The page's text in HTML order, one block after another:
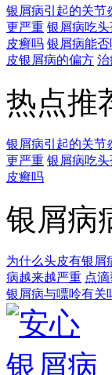
银屑病引起的关节
更严重 银屑病吃
皮癣吗 银屑病能否
皮银屑病的偏方 治
热点推
银屑病引起的关节
更严重 银屑病吃
皮癣吗
银屑病
为什么头皮有银屑
病越来越严重 点
银屑病与嘌呤有关